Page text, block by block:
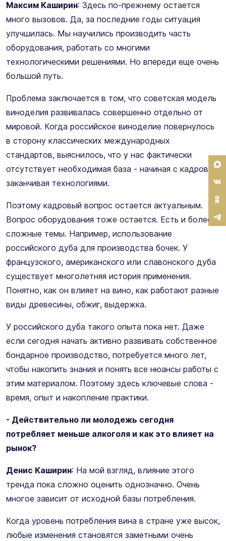
Максим Каширин: Здесь по-прежнему остается
много вызовов. Да, за последние годы ситуация
улучшилась. Мы научились производить часть
оборудования, работать со многими
технологическими решениями. Но впереди еще очень
большой путь.
Проблема заключается в том, что советская модель
виноделия развивалась совершенно отдельно от
мировой. Когда российское виноделие повернулось
в сторону классических международных
стандартов, выяснилось, что у нас фактически
отсутствует необходимая база - начиная с кадров и
заканчивая технологиями.
Поэтому кадровый вопрос остается актуальным.
Вопрос оборудования тоже остается. Есть и более
сложные темы. Например, использование
российского дуба для производства бочек. У
французского, американского или славонского дуба
существует многолетняя история применения.
Понятно, как он влияет на вино, как работают разные
виды древесины, обжиг, выдержка.
У российского дуба такого опыта пока нет. Даже
если сегодня начать активно развивать собственное
бондарное производство, потребуется много лет,
чтобы накопить знания и понять все нюансы работы с
этим материалом. Поэтому здесь ключевые слова -
время, опыт и накопление практики.
- Действительно ли молодежь сегодня
потребляет меньше алкоголя и как это влияет на
рынок?
Денис Каширин: На мой взгляд, влияние этого
тренда пока сложно оценить однозначно. Очень
многое зависит от исходной базы потребления.
Когда уровень потребления вина в стране уже высок,
любые изменения становятся заметными очень